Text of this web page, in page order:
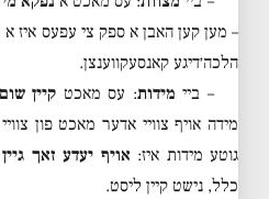
– מען קען האבן א ספק צי עפעס איז
הלכה׳דיגע קאנסעקווענצן.
– ביי מידות: עס מאכט קיין
מידה אויף צוויי אדער מאכט פון
גוטע מידות איז: אויף יעדע זאך
כלל, נישט קיין ליסט.